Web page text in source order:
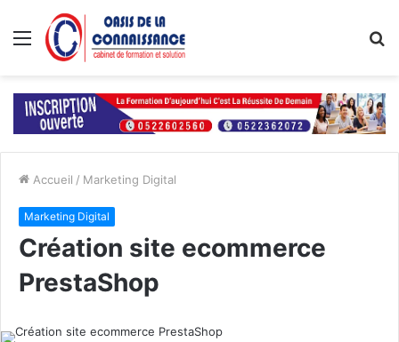
Menu
Accueil / Marketing Digital
Marketing Digital
Création site ecommerce
PrestaShop